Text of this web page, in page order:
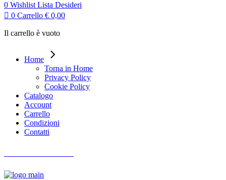
0 Wishlist Lista Desideri
0 Carrello € 0,00
Il carrello è vuoto
Home
Torna in Home
Privacy Policy
Cookie Policy
Catalogo
Account
Carrello
Condizioni
Contatti